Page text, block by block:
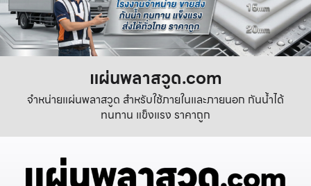
แผ่นพลาสวูด.com
จำหน่ายแผ่นพลาสวูด สำหรับใช้ภายในและภายนอก กันน้ำได้
ทนทาน แข็งแรง ราคาถูก